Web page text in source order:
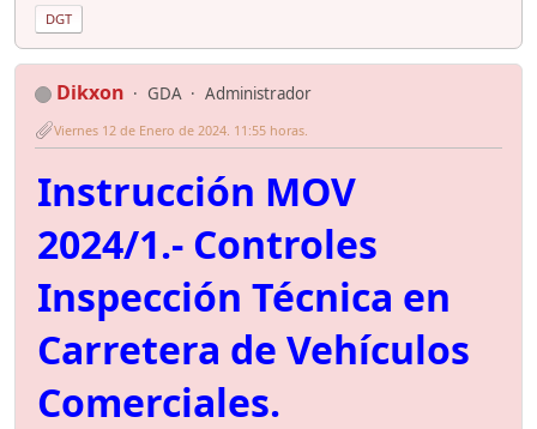
DGT
Dikxon GDA Administrador
Viernes 12 de Enero de 2024. 11:55 horas.
Instrucción MOV
2024/1.- Controles
Inspección Técnica en
Carretera de Vehículos
Comerciales.